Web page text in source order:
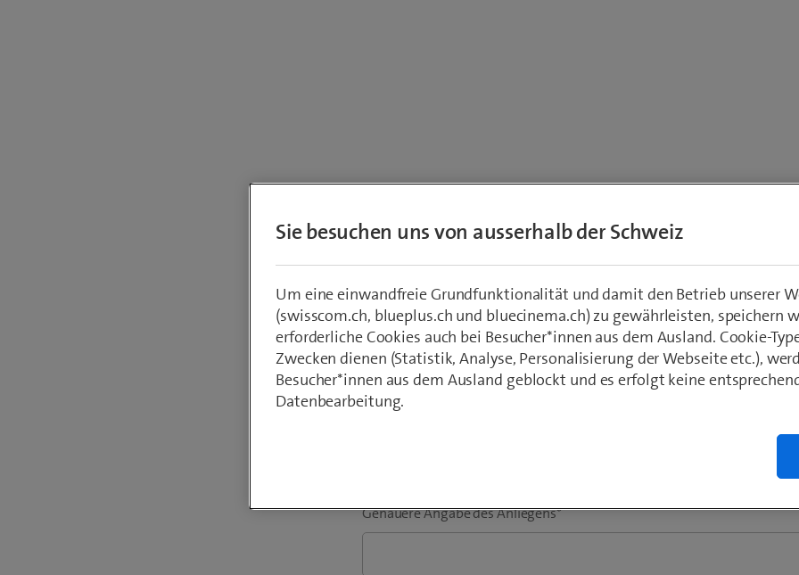
Um welche Leistung handelt es sich?*
Mobile
Internet
Kombiangebot
Anderes
Festnetz: Enterprise SIP, Swisscom Line Company | Internet: WAN-, LAN-Services, Enterprise Internet |
Smart Business Connect, Company Connect, Enterprise Connect, UCC
Genauere Angabe des Anliegens*
Sie besuchen uns von ausserhalb der Schweiz
Um eine einwandfreie Grundfunktionalität und damit den Betrieb unserer
(swisscom.ch, blueplus.ch und bluecinema.ch) zu gewährleisten, speichern
erforderliche Cookies auch bei Besucher*innen aus dem Ausland. Cookie-
Zwecken dienen (Statistik, Analyse, Personalisierung der Webseite etc.),
Besucher*innen aus dem Ausland geblockt und es erfolgt keine
Datenbearbeitung.